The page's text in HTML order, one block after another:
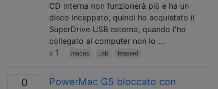
CD interna non funzionerà più e ha un
disco inceppato, quindi ho acquistato il
SuperDrive USB esterno, quando l'ho
collegato al computer non lo …
1
macos usb leopard
0
PowerMac G5 bloccato con